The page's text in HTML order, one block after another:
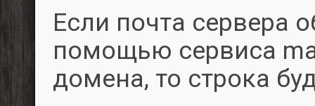
Если почта сервера
помощью сервиса
домена, то строка